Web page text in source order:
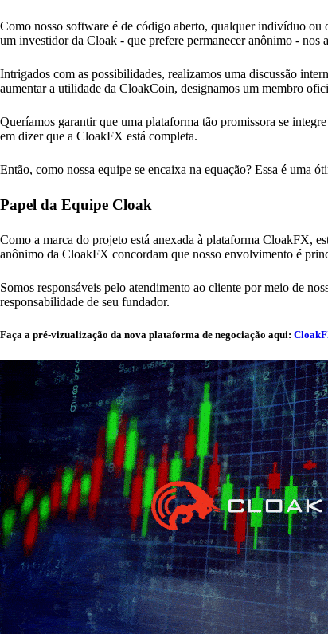
Como nosso software é de código aberto, qualquer indivíduo ou
um investidor da Cloak - que prefere permanecer anônimo -
Intrigados com as possibilidades, realizamos uma discussão
aumentar a utilidade da CloakCoin, designamos um membro
Queríamos garantir que uma plataforma tão promissora se
em dizer que a CloakFX está completa.
Então, como nossa equipe se encaixa na equação? Essa é uma
Papel da Equipe Cloak
Como a marca do projeto está anexada à plataforma CloakFX,
anônimo da CloakFX concordam que nosso envolvimento é
Somos responsáveis pelo atendimento ao cliente por meio de
responsabilidade de seu fundador.
Faça a pré-vizualização da nova plataforma de negociação aqui: